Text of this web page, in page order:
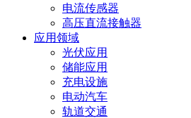
电流传感器
高压直流接触器
应用领域
光伏应用
储能应用
充电设施
电动汽车
轨道交通